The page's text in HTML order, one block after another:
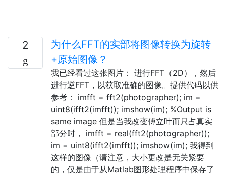
2
为什么FFT的实部将图像转换为旋转
+原始图像？
我已经看过这张图片： 进行FFT（2D），然后
进行逆FFT，以获取准确的图像。提供代码以供
参考： imfft = fft2(photographer); im =
uint8(ifft2(imfft)); imshow(im); %Output is
same image 但是当我改变傅立叶而只占真实
部分时， imfft = real(fft2(photographer));
im = uint8(ifft2(imfft)); imshow(im); 我得到
这样的图像（请注意，大小更改是无关紧要
的，仅是由于从Matlab图形处理程序中保存了